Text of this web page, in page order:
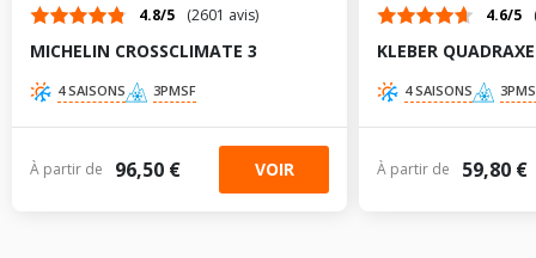
4.8/5 (2601 avis)
MICHELIN CROSSCLIMATE 3
4 SAISONS 3PMSF
À partir de 96,50 € VOIR
4.6/5
KLEBER
4 SAISONS
À partir de 59,80 €